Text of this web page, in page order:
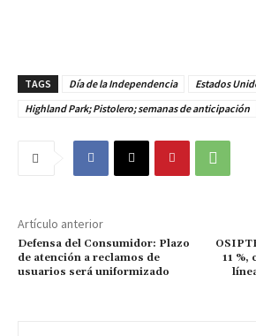
TAGS Día de la Independencia
Estados
Highland Park; Pistolero; semanas de anticipación
Artículo anterior
Defensa del Consumidor: Plazo
de atención a reclamos de
usuarios será uniformizado
11 %,